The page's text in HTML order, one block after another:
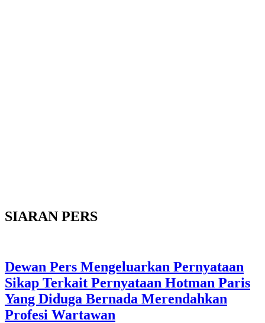
SIARAN PERS
Dewan Pers Mengeluarkan Pernyataan
Sikap Terkait Pernyataan Hotman Paris
Yang Diduga Bernada Merendahkan
Profesi Wartawan